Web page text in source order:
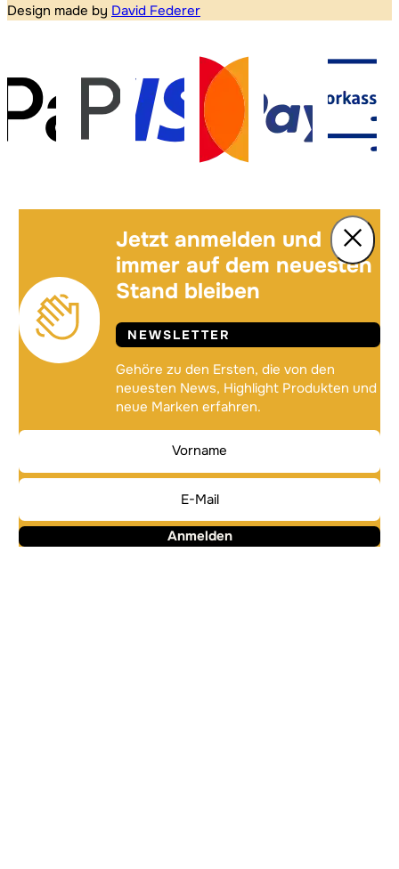
Design made by David Federer
Jetzt anmelden und
immer auf dem neuesten
Stand bleiben
NEWSLETTER
Gehöre zu den Ersten, die von den
neuesten News, Highlight Produkten und
neue Marken erfahren.
Anmelden